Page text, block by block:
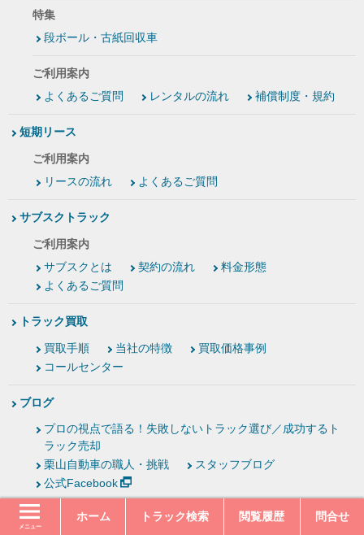
メニュー
ホーム トラック検索 閲覧履歴 問合せ
特集
段ボール・古紙回収車
ご利用案内
よくあるご質問
レンタルの流れ 補償制度・規約
短期リース
ご利用案内
リースの流れ
よくあるご質問
サブスクトラック
ご利用案内
サブスクとは
契約の流れ
料金形態
よくあるご質問
トラック買取
買取手順 当社の特徴
買取価格事例
コールセンター
ブログ
プロの視点で語る！失敗しないトラック選び／成功するト
ラック売却
栗山自動車の職人・挑戦
スタッフブログ
公式Facebook
お客様の声